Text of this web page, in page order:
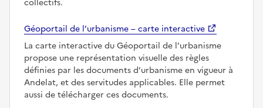
Géoportail de l’urbanisme – carte interactive
La carte interactive du Géoportail de l’urbanisme
propose une représentation visuelle des règles
définies par les documents d’urbanisme en vigueur à
Andelat, et des servitudes applicables. Elle permet
aussi de télécharger ces documents.